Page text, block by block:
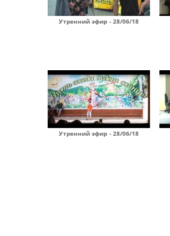
Утренний эфир - 28/06/18
Утренний эфир - 28/06/18